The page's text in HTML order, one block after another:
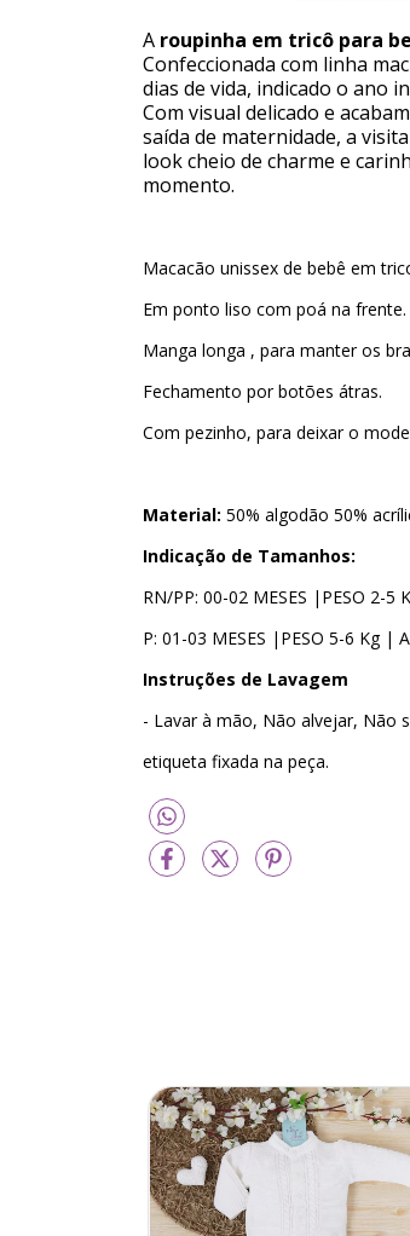
A roupinha em tricô para
Confeccionada com linha
dias de vida, indicado o ano
Com visual delicado e
saída de maternidade, a
look cheio de charme e
momento.
Macacão unissex de bebê em
Em ponto liso com poá na frente.
Manga longa , para manter os
Fechamento por botões átras.
Com pezinho, para deixar o
Material: 50% algodão 50%
Indicação de Tamanhos:
RN/PP: 00-02 MESES |PESO 2-5
P: 01-03 MESES |PESO 5-6 Kg |
Instruções de Lavagem
- Lavar à mão, Não alvejar, Não
etiqueta fixada na peça.